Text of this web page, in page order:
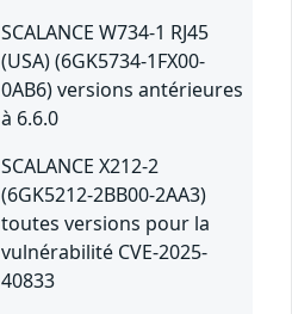
SCALANCE W734-1 RJ45
(USA) (6GK5734-1FX00-
0AB6) versions antérieures
à 6.6.0
SCALANCE X212-2
(6GK5212-2BB00-2AA3)
toutes versions pour la
vulnérabilité CVE-2025-
40833